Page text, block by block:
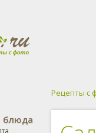
блюда
Рецепты с